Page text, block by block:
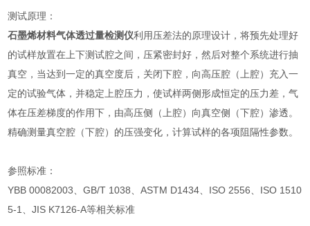
测试原理：
石墨烯材料气体透过量检测仪利用压差法的原理设计，将预先处理好
的试样放置在上下测试腔之间，压紧密封好，然后对整个系统进行抽
真空，当达到一定的真空度后，关闭下腔，向高压腔（上腔）充入一
定的试验气体，并稳定上腔压力，使试样两侧形成恒定的压力差，气
体在压差梯度的作用下，由高压侧（上腔）向真空侧（下腔）渗透。
精确测量真空腔（下腔）的压强变化，计算试样的各项阻隔性参数。
参照标准：
YBB 00082003、GB/T 1038、ASTM D1434、ISO 2556、ISO 1510
5-1、JIS K7126-A等相关标准